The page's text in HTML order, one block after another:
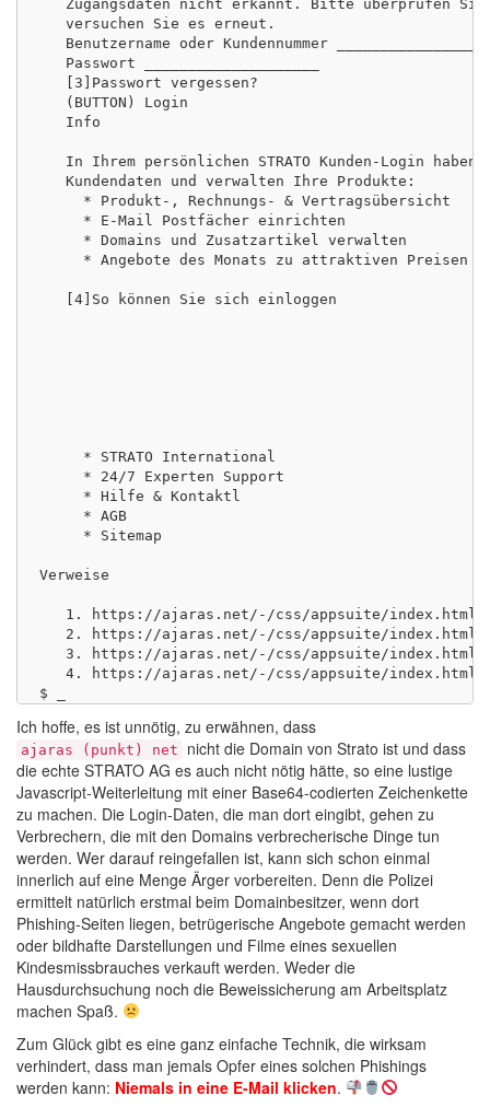
Zugangsdaten nicht erkannt. Bitte überprüfen
   versuchen Sie es erneut.
Benutzername oder Kundennummer
   Passwort ____________________
   [3]Passwort vergessen?
   (BUTTON) Login
   Info
In Ihrem persönlichen STRATO Kunden-Login haben
   Kundendaten und verwalten Ihre Produkte:
     * Produkt-, Rechnungs- & Vertragsübersicht
     * E-Mail Postfächer einrichten
     * Domains und Zusatzartikel verwalten
     * Angebote des Monats zu attraktiven Preisen
   [4]So können Sie sich einloggen
     * STRATO International
     * 24/7 Experten Support
     * Hilfe & Kontaktl
     * AGB
     * Sitemap
Verweise
   1. https://ajaras.net/-/css/appsuite/index.html
   2. https://ajaras.net/-/css/appsuite/index.html
   3. https://ajaras.net/-/css/appsuite/index.html
   4. https://ajaras.net/-/css/appsuite/index.html
Ich hoffe, es ist unnötig, zu erwähnen, dass
ajaras (punkt) net
nicht die Domain von Strato ist und dass
die echte STRATO AG es auch nicht nötig hätte, so eine lustige
Javascript-Weiterleitung mit einer Base64-codierten Zeichenkette
zu machen. Die Login-Daten, die man dort eingibt, gehen zu
Verbrechern, die mit den Domains verbrecherische Dinge tun
werden. Wer darauf reingefallen ist, kann sich schon einmal
innerlich auf eine Menge Ärger vorbereiten. Denn die Polizei
ermittelt natürlich erstmal beim Domainbesitzer, wenn dort
Phishing-Seiten liegen, betrügerische Angebote gemacht werden
oder bildhafte Darstellungen und Filme eines sexuellen
Kindesmissbrauches verkauft werden. Weder die
Hausdurchsuchung noch die Beweissicherung am Arbeitsplatz
machen Spaß.
Zum Glück gibt es eine ganz einfache Technik, die wirksam
verhindert, dass man jemals Opfer eines solchen Phishings
werden kann: Niemals in eine E-Mail klicken.